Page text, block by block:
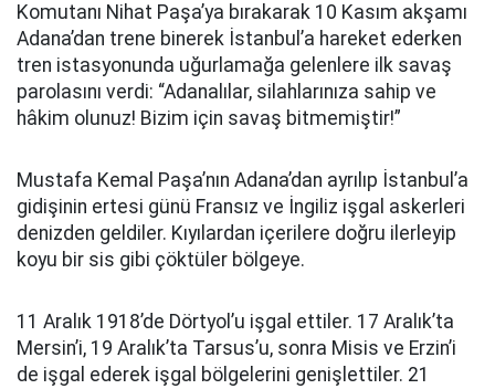
Komutanı Nihat Paşa’ya bırakarak 10 Kasım akşamı
Adana’dan trene binerek İstanbul’a hareket ederken
tren istasyonunda uğurlamağa gelenlere ilk savaş
parolasını verdi: “Adanalılar, silahlarınıza sahip ve
hâkim olunuz! Bizim için savaş bitmemiştir!”
Mustafa Kemal Paşa’nın Adana’dan ayrılıp İstanbul’a
gidişinin ertesi günü Fransız ve İngiliz işgal askerleri
denizden geldiler. Kıyılardan içerilere doğru ilerleyip
koyu bir sis gibi çöktüler bölgeye.
11 Aralık 1918’de Dörtyol’u işgal ettiler. 17 Aralık’ta
Mersin’i, 19 Aralık’ta Tarsus’u, sonra Misis ve Erzin’i
de işgal ederek işgal bölgelerini genişlettiler. 21